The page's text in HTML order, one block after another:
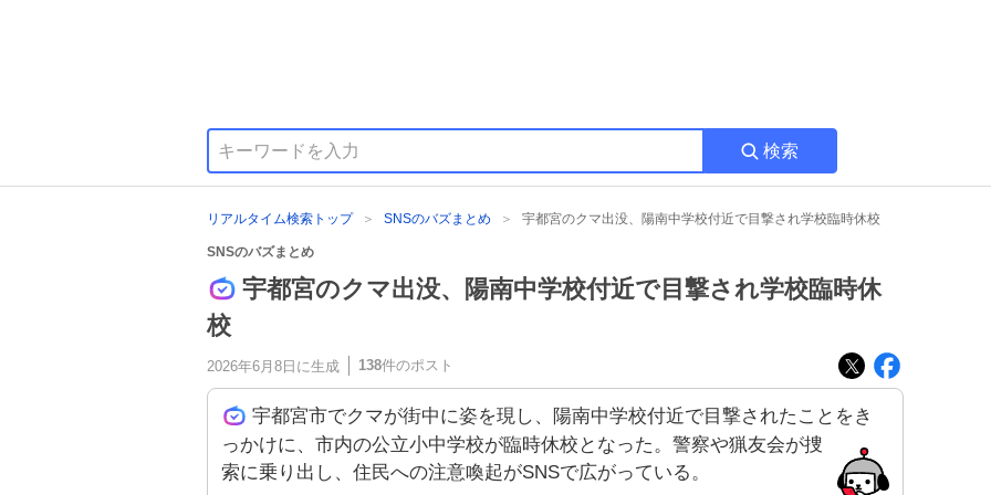
検索
リアルタイム検索トップ SNSのバズまとめ 宇都宮のクマ出没、陽南中学校付近で目撃され学校臨時休校
SNSのバズまとめ
宇都宮のクマ出没、陽南中学校付近で目撃され学校臨時休
校
2026年6月8日 に生成 138件のポスト
宇都宮市でクマが街中に姿を現し、陽南中学校付近で目撃されたことをき
っかけに、市内の公立小中学校が臨時休校となった。警察や猟友会が捜
索に乗り出し、住民への注意喚起がSNSで広がっている。